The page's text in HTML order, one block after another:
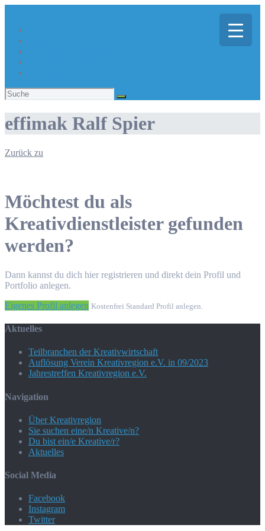
Suchen
nach:
effimak Ralf Spier
Zurück zu
Möchtest du als
Kreativdienstleister gefunden
werden?
Dann kannst du dich hier registrieren und direkt dein Profil und
Portfolio anlegen.
Eigenes Profil anlegen Kostenfrei Standard Profil anlegen.
Aktuelles
Teilbranchen der Kreativwirtschaft
Auflösung Verein Kreativregion e.V. in 09/2023
Jahrestreffen Kreativregion e.V.
Navigation
Über Kreativregion
Sie suchen eine/n Kreative/n?
Du bist ein/e Kreative/r?
Aktuelles
Social Media
Facebook
Instagram
Twitter